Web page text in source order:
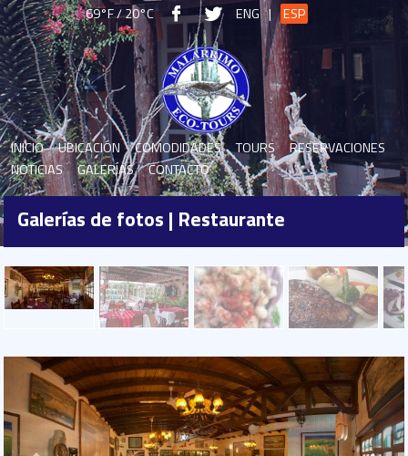
69°F / 20°C ENG | ESP
INICIO UBICACIÓN COMODIDADES TOURS
RESERVACIONES
NOTICIAS
GALERÍAS CONTACTO
Galerías de fotos | Restaurante